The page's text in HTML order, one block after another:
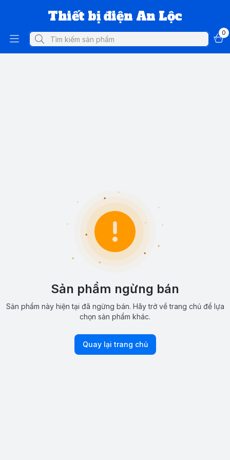
Thiết bị điện An Lộc
0
Sản phẩm ngừng bán
Sản phẩm này hiện tại đã ngừng bán. Hãy trở về trang chủ để lựa
chọn sản phẩm khác.
Quay lại trang chủ